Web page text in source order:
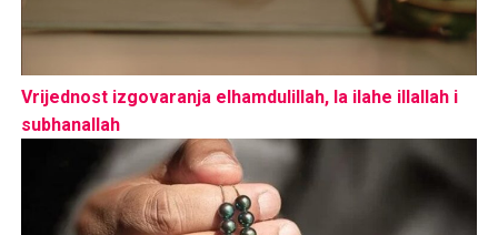
Vrijednost izgovaranja elhamdulillah, la ilahe illallah i
subhanallah